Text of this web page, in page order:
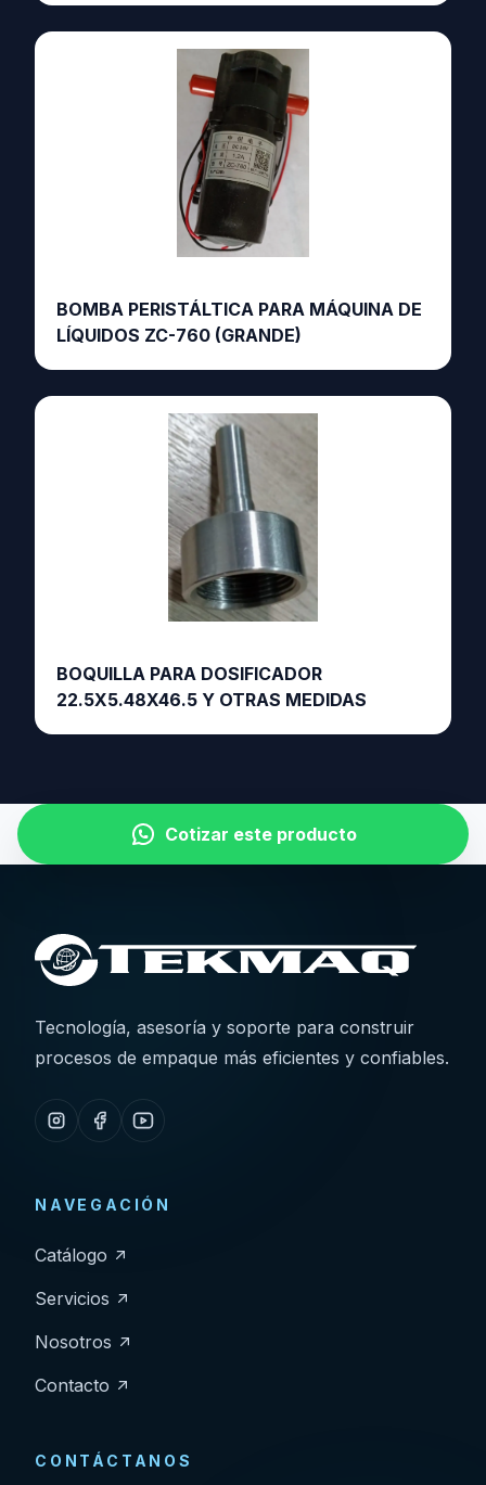
BOMBA PERISTÁLTICA PARA MÁQUINA DE
LÍQUIDOS ZC-760 (GRANDE)
BOQUILLA PARA DOSIFICADOR
22.5X5.48X46.5 Y OTRAS MEDIDAS
Cotizar este producto
Tecnología, asesoría y soporte para construir
procesos de empaque más eficientes y confiables.
NAVEGACIÓN
Catálogo
Servicios
Nosotros
Contacto
CONTÁCTANOS